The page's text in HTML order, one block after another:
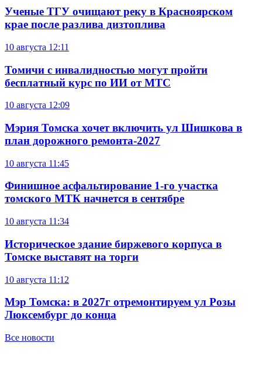
Ученые ТГУ очищают реку в Красноярском
крае после разлива дизтоплива
10 августа 12:11
Томичи с инвалидностью могут пройти
бесплатный курс по ИИ от МТС
10 августа 12:09
Мэрия Томска хочет включить ул Шишкова в
план дорожного ремонта-2027
10 августа 11:45
Финишное асфальтирование 1-го участка
томского МТК начнется в сентябре
10 августа 11:34
Историческое здание биржевого корпуса в
Томске выставят на торги
10 августа 11:12
Мэр Томска: в 2027г отремонтируем ул Розы
Люксембург до конца
Все новости